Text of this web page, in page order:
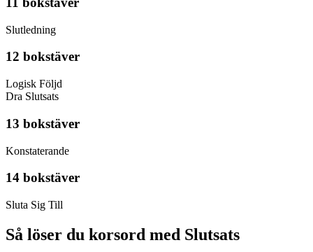
Slutledning
12 bokstäver
Logisk Följd
Dra Slutsats
13 bokstäver
Konstaterande
14 bokstäver
Sluta Sig Till
Så löser du korsord med Slutsats